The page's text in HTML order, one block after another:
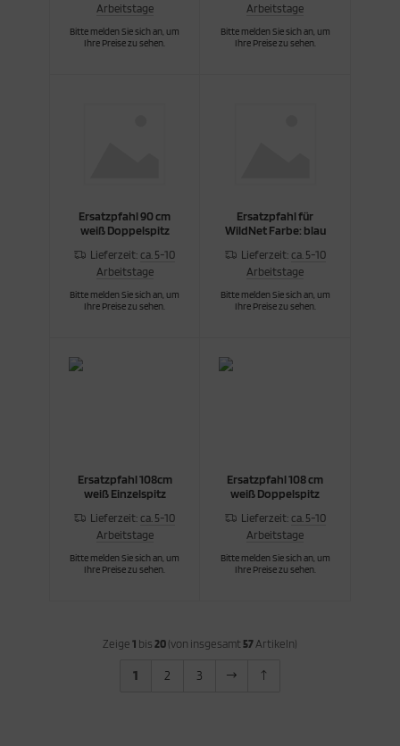
Arbeitstage
Bitte melden Sie sich an, um
Ihre Preise zu sehen.
Arbeitstage
Bitte melden Sie sich an, um
Ihre Preise zu sehen.
Ersatzpfahl 90 cm
weiß Doppelspitz
Lieferzeit: ca. 5-10
Arbeitstage
Bitte melden Sie sich an, um
Ihre Preise zu sehen.
Ersatzpfahl für
WildNet Farbe: blau
Lieferzeit: ca. 5-10
Arbeitstage
Bitte melden Sie sich an, um
Ihre Preise zu sehen.
Ersatzpfahl 108cm
weiß Einzelspitz
Lieferzeit: ca. 5-10
Arbeitstage
Bitte melden Sie sich an, um
Ihre Preise zu sehen.
Ersatzpfahl 108 cm
weiß Doppelspitz
Lieferzeit: ca. 5-10
Arbeitstage
Bitte melden Sie sich an, um
Ihre Preise zu sehen.
Zeige 1 bis 20(von insgesamt 57Artikeln)
1 2 3